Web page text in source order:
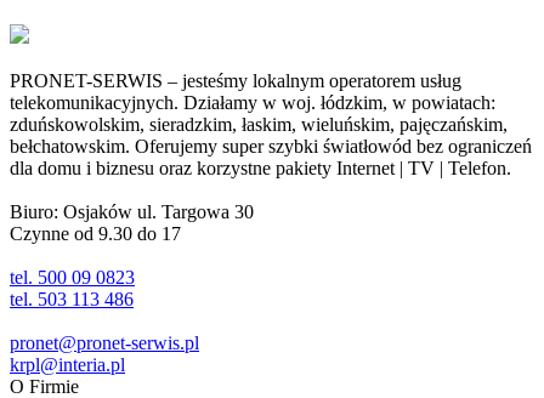
PRONET-SERWIS – jesteśmy lokalnym operatorem usług
telekomunikacyjnych. Działamy w woj. łódzkim, w powiatach:
zduńskowolskim, sieradzkim, łaskim, wieluńskim, pajęczańskim,
bełchatowskim. Oferujemy super szybki światłowód bez ograniczeń
dla domu i biznesu oraz korzystne pakiety Internet | TV | Telefon.
Biuro: Osjaków ul. Targowa 30
Czynne od 9.30 do 17
tel. 500 09 0823
tel. 503 113 486
pronet@pronet-serwis.pl
krpl@interia.pl
O Firmie